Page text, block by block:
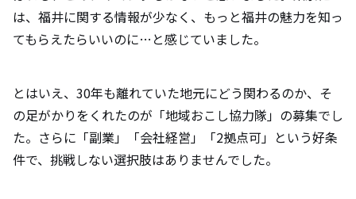
は、福井に関する情報が少なく、もっと福井の魅力を知っ
てもらえたらいいのに…と感じていました。
とはいえ、30年も離れていた地元にどう関わるのか、そ
の足がかりをくれたのが「地域おこし協力隊」の募集でし
た。さらに「副業」「会社経営」「2拠点可」という好条
件で、挑戦しない選択肢はありませんでした。